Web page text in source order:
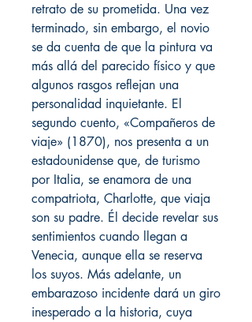
retrato de su prometida. Una vez
terminado, sin embargo, el novio
se da cuenta de que la pintura va
más allá del parecido físico y que
algunos rasgos reflejan una
personalidad inquietante. El
segundo cuento, «Compañeros de
viaje» (1870), nos presenta a un
estadounidense que, de turismo
por Italia, se enamora de una
compatriota, Charlotte, que viaja
son su padre. Él decide revelar sus
sentimientos cuando llegan a
Venecia, aunque ella se reserva
los suyos. Más adelante, un
embarazoso incidente dará un giro
inesperado a la historia, cuya